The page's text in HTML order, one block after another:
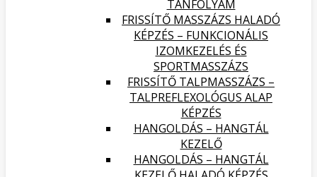
TANFOLYAM
FRISSÍTŐ MASSZÁZS HALADÓ
KÉPZÉS – FUNKCIONÁLIS
IZOMKEZELÉS ÉS
SPORTMASSZÁZS
FRISSÍTŐ TALPMASSZÁZS –
TALPREFLEXOLÓGUS ALAP
KÉPZÉS
HANGOLDÁS – HANGTÁL
KEZELŐ
HANGOLDÁS – HANGTÁL